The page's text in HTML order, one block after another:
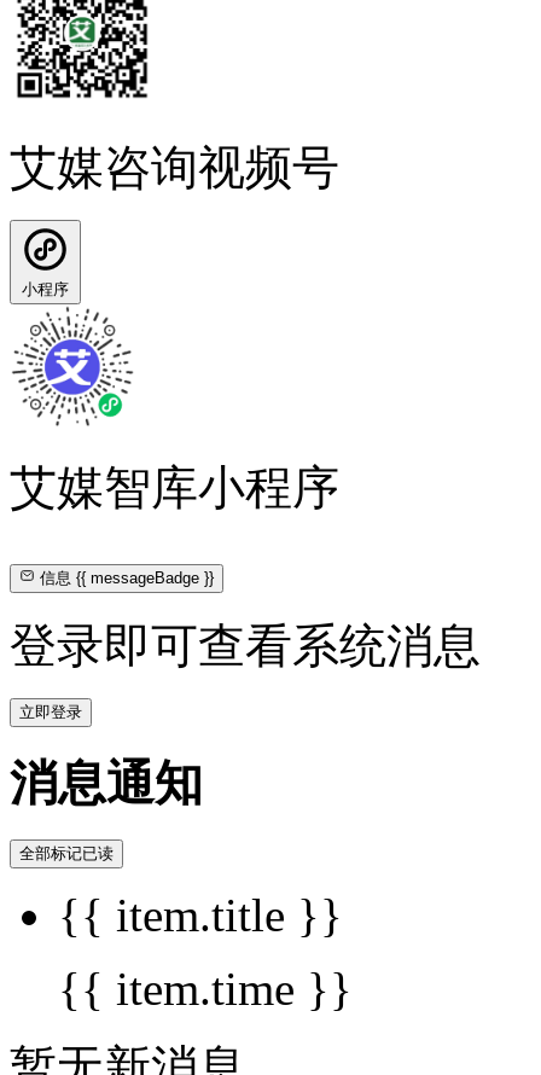
艾媒咨询视频号
小程序
艾媒智库小程序
信息{{ messageBadge }}
登录即可查看系统消息
立即登录
消息通知
全部标记已读
{{ item.title }}
{{ item.time }}